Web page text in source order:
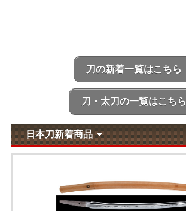
刀の新着一覧はこちら
刀・太刀の一覧はこちら
日本刀新着商品